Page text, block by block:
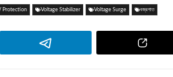
Protection Voltage Stabilizer Voltage Surge বজ্রপাত